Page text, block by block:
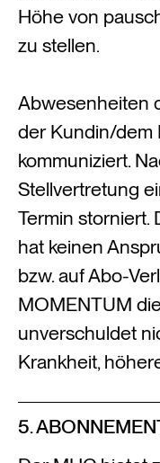
Höhe von
zu stellen.
Abwesenheiten
der Kundin/dem
kommuniziert.
Stellvertretung
Termin storniert.
hat keinen
bzw. auf Abo-
MOMENTUM
unverschuldet
Krankheit,
5.